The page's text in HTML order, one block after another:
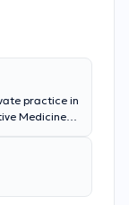
practice in
Medicine
specialized
of the
-